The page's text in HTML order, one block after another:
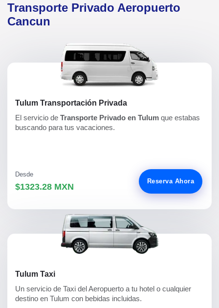
Transporte Privado Aeropuerto
Cancun
Tulum Transportación Privada
El servicio de Transporte Privado en Tulum que estabas
buscando para tus vacaciones.
Desde
$1323.28 MXN
Reserva Ahora
Tulum Taxi
Un servicio de Taxi del Aeropuerto a tu hotel o cualquier
destino en Tulum con bebidas incluidas.